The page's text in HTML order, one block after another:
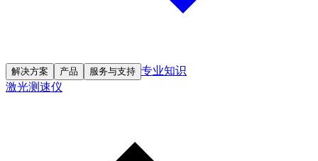
解决方案 产品 服务与支持 专业知识
激光测速仪